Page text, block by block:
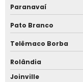
Sistema para
Sistema para
Sistema para
Paranavaí
Pato Branco
Telêmaco Borba
Rolândia
Joinville